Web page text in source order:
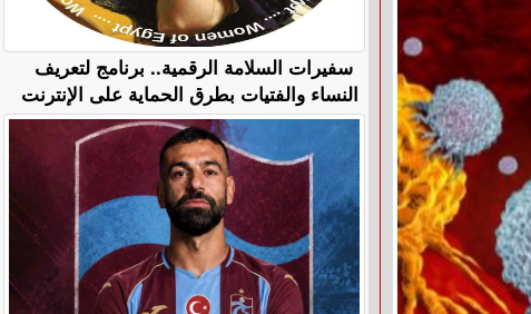
سفيرات السلامة الرقمية.. برنامج لتعريف
النساء والفتيات بطرق الحماية على الإنترنت